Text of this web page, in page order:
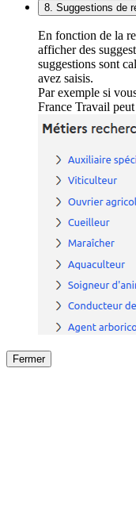
8. Suggestions de
En fonction de la
afficher des
suggestions sont
avez saisis.
Par exemple si
France Travail
Fermer